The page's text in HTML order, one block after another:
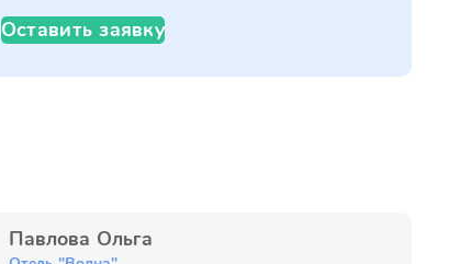
Оставить заявку
Павлова Ольга